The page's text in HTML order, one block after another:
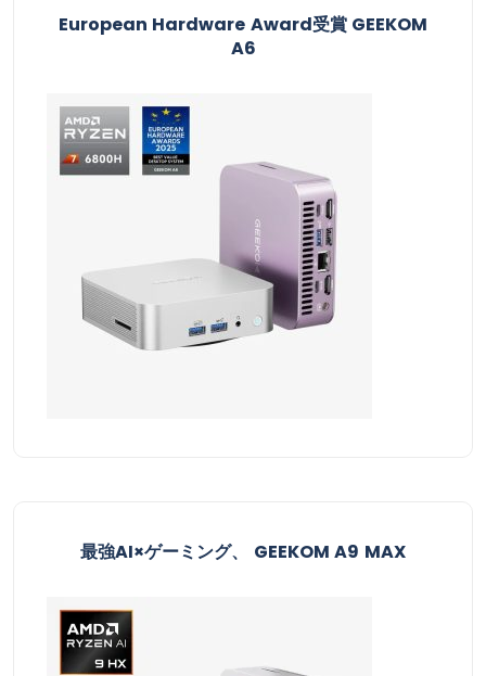
European Hardware Award受賞​ GEEKOM
A6
最強AI×ゲーミング、 GEEKOM A9 MAX